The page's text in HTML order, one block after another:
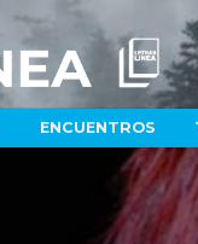
ENCUENTROS